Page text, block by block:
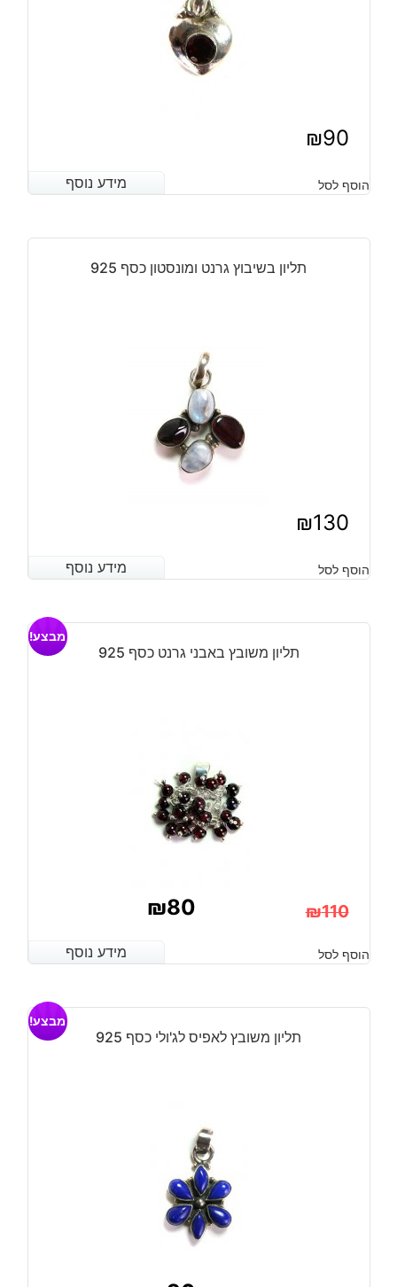
₪90
מידע נוסף הוסף לסל מידע נוסף
תליון בשיבוץ גרנט ומונסטון כסף 925
₪130
מידע נוסף הוסף לסל מידע נוסף
תליון משובץ באבני גרנט כסף 925
מבצע!
₪110
המקורי
היה:
₪110.
₪80
הנוכחי
הוא:
מידע נוסף הוסף לסל מידע נוסף
תליון משובץ לאפיס לג'ולי כסף 925
מבצע!